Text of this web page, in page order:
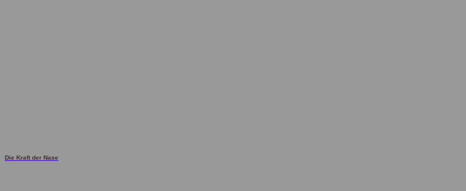
Die Kraft der Nase